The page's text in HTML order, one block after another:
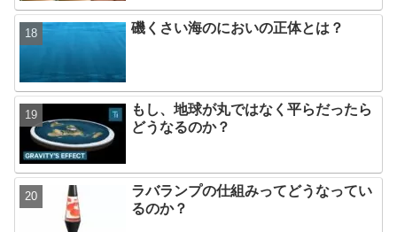
磯くさい海のにおいの正体とは？
もし、地球が丸ではなく平らだったら
どうなるのか？
ラバランプの仕組みってどうなってい
るのか？